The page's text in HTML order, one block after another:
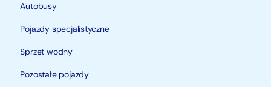
Autobusy
Pojazdy specjalistyczne
Sprzęt wodny
Pozostałe pojazdy